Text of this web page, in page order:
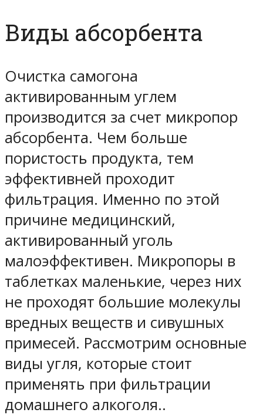
Виды абсорбента
Очистка самогона
активированным углем
производится за счет микропор
абсорбента. Чем больше
пористость продукта, тем
эффективней проходит
фильтрация. Именно по этой
причине медицинский,
активированный уголь
малоэффективен. Микропоры в
таблетках маленькие, через них
не проходят большие молекулы
вредных веществ и сивушных
примесей. Рассмотрим основные
виды угля, которые стоит
применять при фильтрации
домашнего алкоголя..